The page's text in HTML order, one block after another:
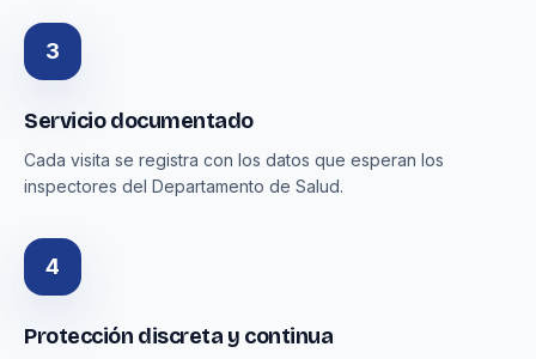
3
Servicio documentado
Cada visita se registra con los datos que esperan los
inspectores del Departamento de Salud.
4
Protección discreta y continua